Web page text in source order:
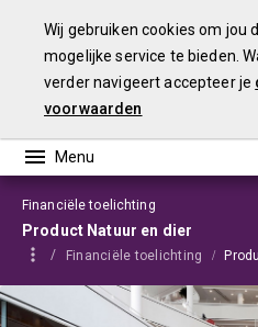
Wij gebruiken cookies om jou
mogelijke service te bieden.
verder navigeert accepteer je
voorwaarden
Financiële toelichting
Product Natuur en dier
Financiële toelichting